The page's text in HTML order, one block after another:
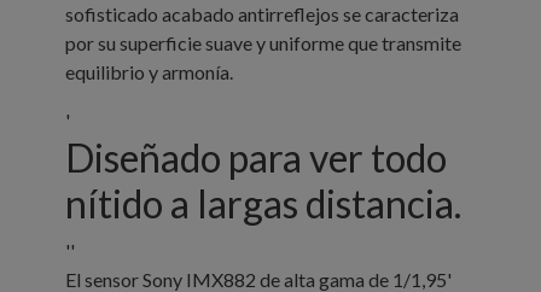
sofisticado acabado antirreflejos se caracteriza
por su superficie suave y uniforme que transmite
equilibrio y armonía.
'
Diseñado para ver todo
nítido a largas distancia.
''
El sensor Sony IMX882 de alta gama de 1/1,95'